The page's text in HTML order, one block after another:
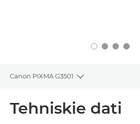
Canon PIXMA G3501
Toggle
Tehniskie dati